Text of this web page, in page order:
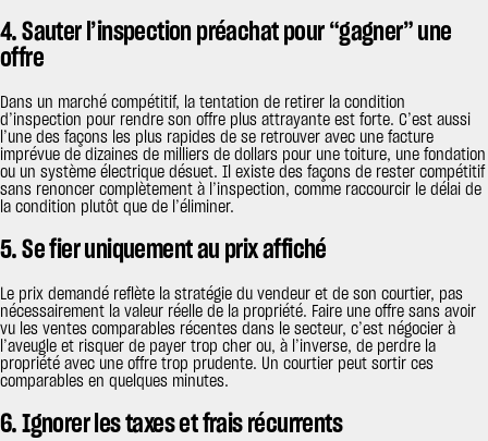
4. Sauter l’inspection préachat pour “gagner” une
offre
Dans un marché compétitif, la tentation de retirer la condition
d’inspection pour rendre son offre plus attrayante est forte. C’est aussi
l’une des façons les plus rapides de se retrouver avec une facture
imprévue de dizaines de milliers de dollars pour une toiture, une fondation
ou un système électrique désuet. Il existe des façons de rester compétitif
sans renoncer complètement à l’inspection, comme raccourcir le délai de
la condition plutôt que de l’éliminer.
5. Se fier uniquement au prix affiché
Le prix demandé reflète la stratégie du vendeur et de son courtier, pas
nécessairement la valeur réelle de la propriété. Faire une offre sans avoir
vu les ventes comparables récentes dans le secteur, c’est négocier à
l’aveugle et risquer de payer trop cher ou, à l’inverse, de perdre la
propriété avec une offre trop prudente. Un courtier peut sortir ces
comparables en quelques minutes.
6. Ignorer les taxes et frais récurrents